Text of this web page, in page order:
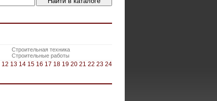
Строительная техника
Строительные работы
12 13 14 15 16 17 18 19 20 21 22 23 24